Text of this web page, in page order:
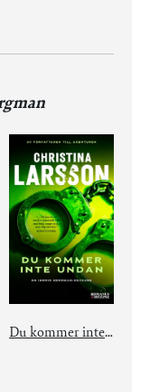
Du kommer inte undan